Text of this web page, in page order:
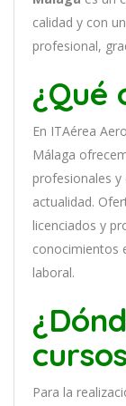
calidad y con un
profesional,
¿Qué
En ITAérea
Málaga ofrece
profesionales y
actualidad. O
licenciados y
conocimientos
laboral.
Para la